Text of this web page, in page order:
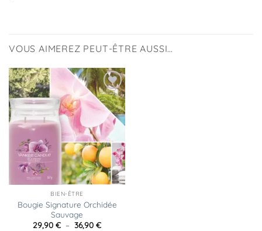
VOUS AIMEREZ PEUT-ÊTRE AUSSI…
Ajouter
à la
liste
d’envies
BIEN-ÊTRE
Bougie Signature Orchidée
Sauvage
29,90 € – 36,90 €Plage